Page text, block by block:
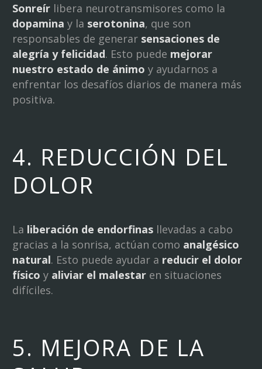
Sonreírlibera neurotransmisores como la
dopamina y la serotonina, que son
responsables de generar sensaciones de
alegría y felicidad. Esto puede mejorar
nuestro estado de ánimo y ayudarnos a
enfrentar los desafíos diarios de manera más
positiva.
4. REDUCCIÓN DEL
DOLOR
La liberación de endorfinasllevadas a cabo
gracias a la sonrisa, actúan como analgésico
natural. Esto puede ayudar a reducir el dolor
físico y aliviar el malestaren situaciones
difíciles.
5. MEJORA DE LA